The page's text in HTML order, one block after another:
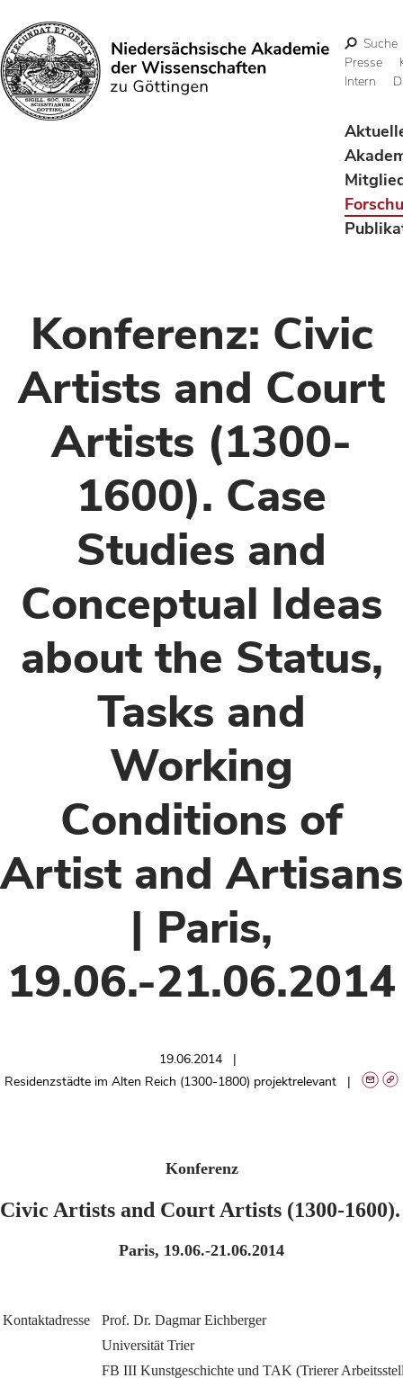
Suchen
Suche
Presse
Intern
Konferenz: Civic
Artists and Court
Artists (1300-
1600). Case
Studies and
Conceptual Ideas
about the Status,
Tasks and
Working
Conditions of
Artist and Artisans
| Paris,
19.06.-21.06.2014
19.06.2014
Residenzstädte im Alten Reich (1300-1800) projektrelevant
Konferenz
Civic Artists and Court Artists (1300-
Paris, 19.06.-21.06.2014
Kontaktadresse
Prof. Dr. Dagmar Eichberger
Universität Trier
FB III Kunstgeschichte und TAK (Trierer